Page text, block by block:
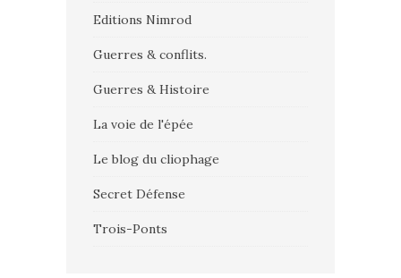
Editions Nimrod
Guerres & conflits.
Guerres & Histoire
La voie de l'épée
Le blog du cliophage
Secret Défense
Trois-Ponts